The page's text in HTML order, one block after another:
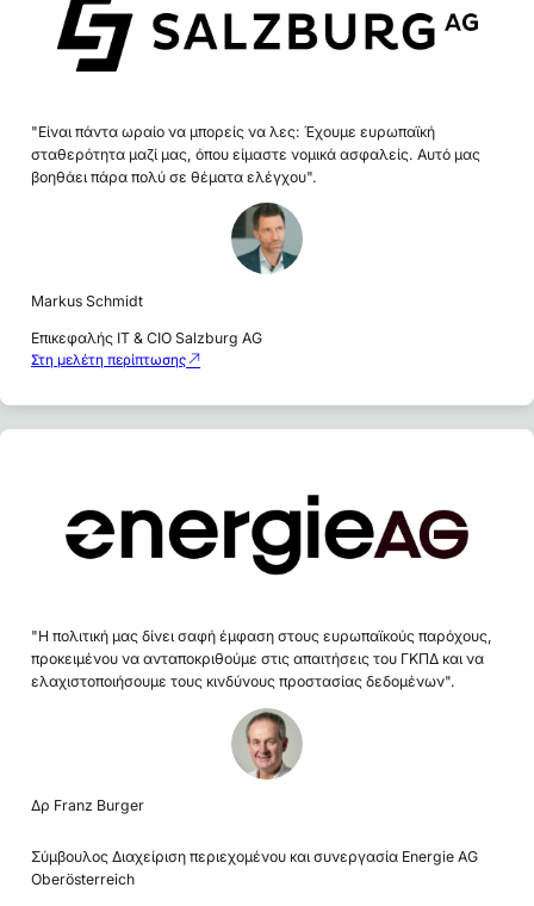
"Είναι πάντα ωραίο να μπορείς να λες: Έχουμε ευρωπαϊκή
σταθερότητα μαζί μας, όπου είμαστε νομικά ασφαλείς. Αυτό μας
βοηθάει πάρα πολύ σε θέματα ελέγχου".
Markus Schmidt
Επικεφαλής IT & CIO Salzburg AG
Στη μελέτη περίπτωσης
"Η πολιτική μας δίνει σαφή έμφαση στους ευρωπαϊκούς παρόχους,
προκειμένου να ανταποκριθούμε στις απαιτήσεις του ΓΚΠΔ και να
ελαχιστοποιήσουμε τους κινδύνους προστασίας δεδομένων".
Δρ Franz Burger
Σύμβουλος Διαχείριση περιεχομένου και συνεργασία Energie AG
Oberösterreich